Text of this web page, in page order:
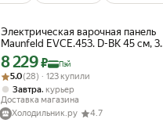
Электрическая варочная панель
Maunfeld EVCE.453. D-BK 45 см, 3
конфорки стеклокерамика,
Цена с картой Яндекс Пэй 8229 ₽
8 229₽ Пэй
Рейтинг товара: 5.0 из 5
Оценок: (28) · 123 купили
5.0(28) · 123 купили
Завтра, курьер
Доставка магазина
Холодильник.ру
4.7